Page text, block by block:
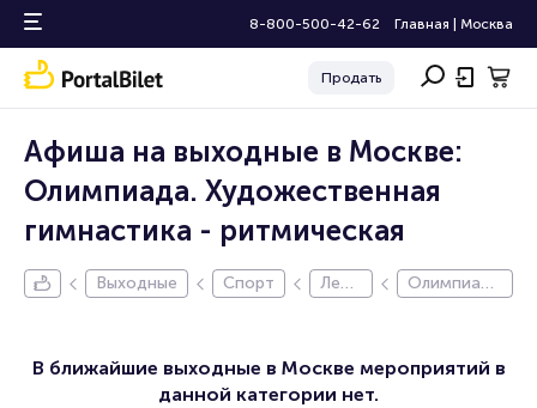
8-800-500-42-62 Главная Москва
Продать
Афиша на выходные в Москве:
Олимпиада. Художественная
гимнастика - ритмическая
Выходные Спорт
Летн
ие И
гры 2
Олимпиад
ритмическ
В ближайшие выходные в Москве мероприятий в
данной категории нет.